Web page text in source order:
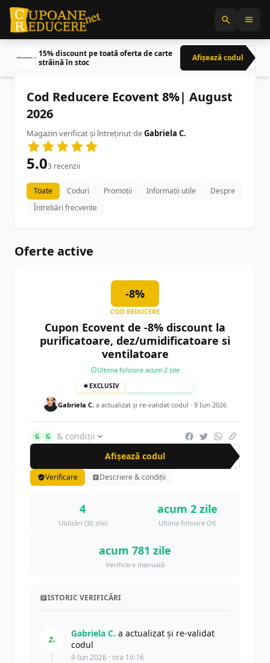
15% discount pe toată oferta de carte
străină în stoc
Afișează codulCRN
Cod Reducere Ecovent 8%| August
2026
Magazin verificat și întreținut deGabriela C.
5.03 recenzii
Toate Coduri Promoții Informații utile
Despre
Întrebări frecvente
Oferte active
-8%
COD REDUCERE
Cupon Ecovent de -8% discount la
purificatoare, dez/umidificatoare si
ventilatoare
Ultima folosire acum 2 zile
EXCLUSIV
Gabriela C. a actualizat şi re-validat codul · 9 Iun 2026
G G
& condiții
Afișează codul
cup
Verificare Descriere & condiții
4
Utilizări (30 zile)
acum 2 zile
Ultima folosire OK
acum 781 zile
Verificare manuală
ISTORIC VERIFICĂRI
Gabriela C. a actualizat şi re-validat
codul
9 Iun 2026 · ora 16:16